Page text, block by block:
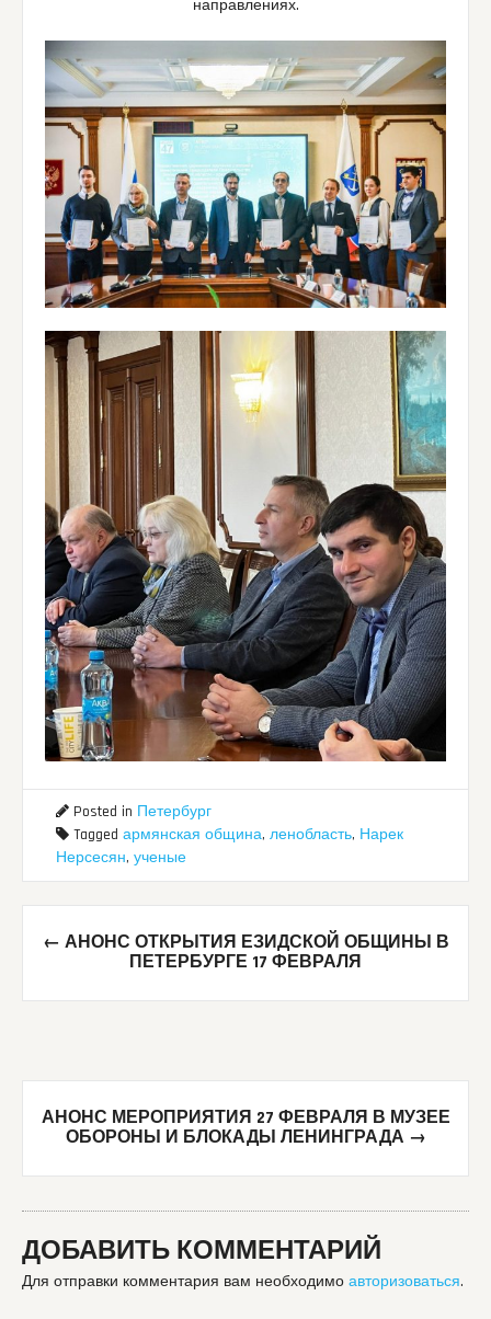
направлениях.
Posted in Петербург
Tagged армянская община, ленобласть, Нарек
Нерсесян, ученые
Post
navigation
← АНОНС ОТКРЫТИЯ ЕЗИДСКОЙ ОБЩИНЫ В
ПЕТЕРБУРГЕ 17 ФЕВРАЛЯ
АНОНС МЕРОПРИЯТИЯ 27 ФЕВРАЛЯ В МУЗЕЕ
ОБОРОНЫ И БЛОКАДЫ ЛЕНИНГРАДА →
ДОБАВИТЬ КОММЕНТАРИЙ
Для отправки комментария вам необходимо авторизоваться.